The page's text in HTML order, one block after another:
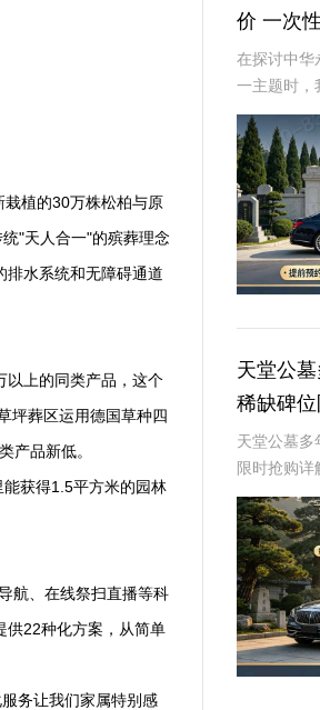
植的30万株松柏与原
"天人合一"的殡葬理念
排水系统和无障碍通道
以上的同类产品，这个
坪葬区运用德国草种四
产品新低。
获得1.5平方米的园林
航、在线祭扫直播等科
供22种化方案，从简单
务让我们家属特别感
价 一次
惠与便
在探讨中华
一主题时，
要性及其对
对逝者的纪
此，选择一
墓碑显得尤
天堂公
稀缺碑
天堂公墓多
限时抢购
5063天堂
多年来一直
捷的墓碑